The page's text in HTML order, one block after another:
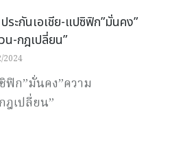
ะกันเอเชีย-แปซิฟิก”มั่นคง”
-กฎเปลี่ยน”
2024
ฟิก”มั่นคง”ความ
เปลี่ยน”